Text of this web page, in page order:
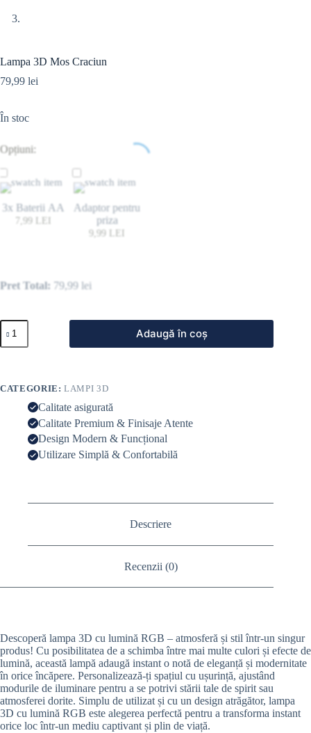
Lampa 3D Mos Craciun
79,99 lei
În stoc
Opțiuni:
3x Baterii AA
7,99
Adaptor pentru
priza
9,99
Pret Total: 79,99 lei
Adaugă în coș
CATEGORIE:LAMPI 3D
Calitate asigurată
Calitate Premium & Finisaje Atente
Design Modern & Funcțional
Utilizare Simplă & Confortabilă
Descriere
Recenzii (0)
Descoperă lampa 3D cu lumină RGB – atmosferă și stil într-un singur
produs! Cu posibilitatea de a schimba între mai multe culori și efecte de
lumină, această lampă adaugă instant o notă de eleganță și modernitate
în orice încăpere. Personalizează-ți spațiul cu ușurință, ajustând
modurile de iluminare pentru a se potrivi stării tale de spirit sau
atmosferei dorite. Simplu de utilizat și cu un design atrăgător, lampa
3D cu lumină RGB este alegerea perfectă pentru a transforma instant
orice loc într-un mediu captivant și plin de viață.